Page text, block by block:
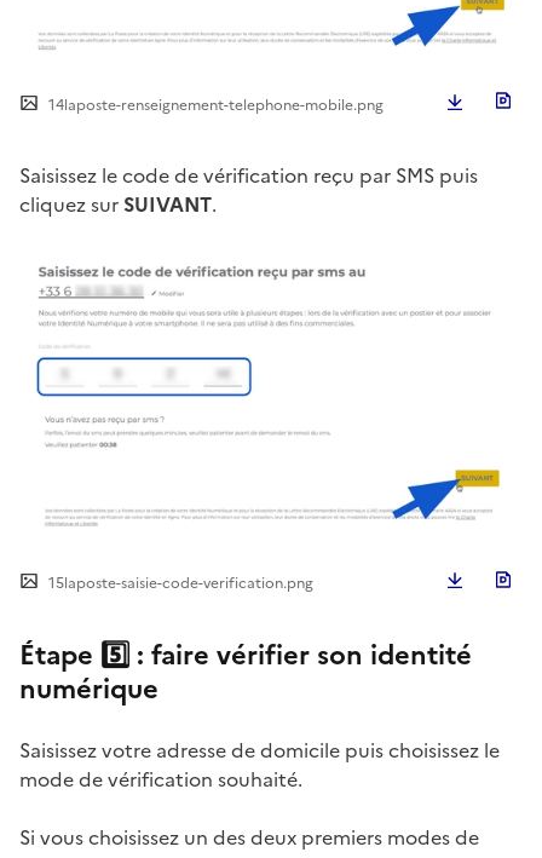
14laposte-renseignement-telephone-mobile.png
Saisissez le code de vérification reçu par SMS puis
cliquez sur SUIVANT.
15laposte-saisie-code-verification.png
Étape 5️⃣ : faire vérifier son identité
numérique
Saisissez votre adresse de domicile puis choisissez le
mode de vérification souhaité.
Si vous choisissez un des deux premiers modes de